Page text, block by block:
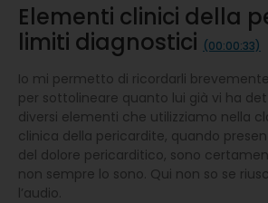
Elementi clinici della
limiti diagnostici (00:00:33)
Io mi permetto di ricordarli
per sottolineare quanto lui già vi ha
diversi elementi che utilizziamo nella
clinica della pericardite, quando
del dolore pericarditico, sono
non sempre lo sono. Qui non so se
l’audio.